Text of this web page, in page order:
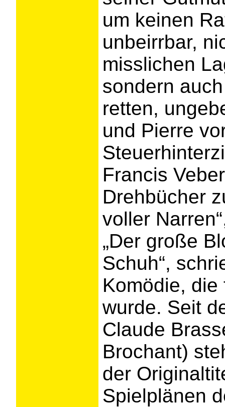
um keinen
unbeirrbar,
misslichen
sondern
retten,
und Pierre
Francis
Drehbücher
voller
„Der große
Schuh“,
Komödie,
wurde. Seit
Claude
Brochant)
der
Spielplänen